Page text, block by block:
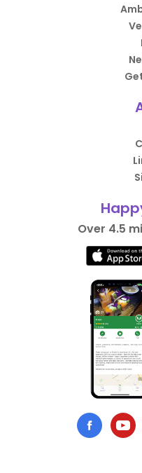
Over 4.5